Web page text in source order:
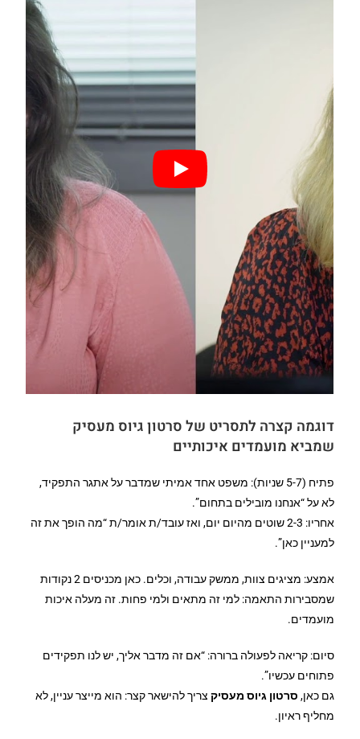
דוגמה קצרה לתסריט של סרטון גיוס מעסיק
שמביא מועמדים איכותיים
פתיח (5-7 שניות): משפט אחד אמיתי שמדבר על אתגר התפקיד,
לא על “אנחנו מובילים בתחום”.
אחריו: 2-3 שוטים מהיום יום, ואז עובד/ת אומר/ת “מה הופך את זה
למעניין כאן”.
אמצע: מציגים צוות, ממשק עבודה, וכלים. כאן מכניסים 2 נקודות
שמסבירות התאמה: למי זה מתאים ולמי פחות. זה מעלה איכות
מועמדים.
סיום: קריאה לפעולה ברורה: “אם זה מדבר אליך, יש לנו תפקידים
פתוחים עכשיו”.
גם כאן, סרטון גיוס מעסיק צריך להישאר קצר: הוא מייצר עניין, לא
מחליף ראיון.